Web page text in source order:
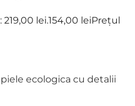
lei.154,00 leiPrețul